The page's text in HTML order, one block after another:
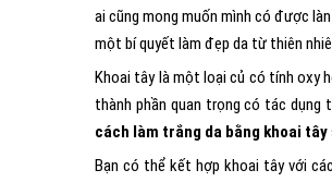
ai cũng mong muốn mình có được
một bí quyết làm đẹp da từ thiên
Khoai tây là một loại củ có tính oxy
thành phần quan trọng có tác dụng
cách làm trắng da bằng khoai tây
Bạn có thể kết hợp khoai tây với